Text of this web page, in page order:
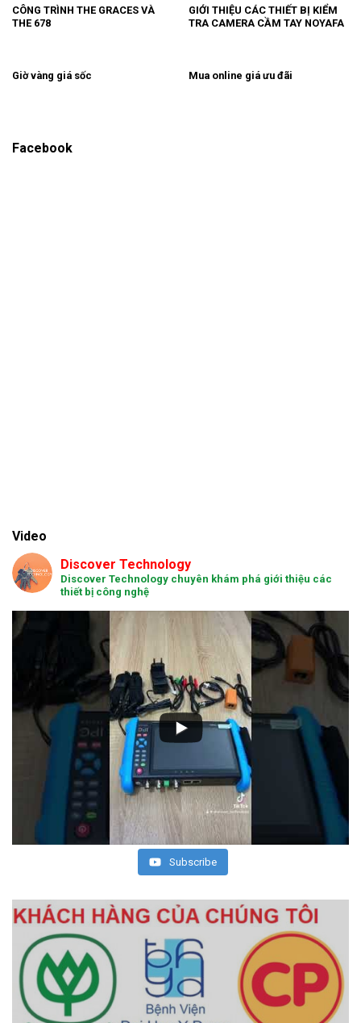
CÔNG TRÌNH THE GRACES VÀ
THE 678
GIỚI THIỆU CÁC THIẾT BỊ KIỂM
TRA CAMERA CẦM TAY NOYAFA
Giờ vàng giá sốc Mua online giá ưu đãi
Facebook
Video
Discover Technology
Discover Technology chuyên khám phá giới thiệu các
thiết bị công nghệ
Subscribe